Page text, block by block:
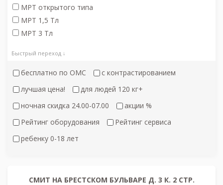
МРТ открытого типа
МРТ 1,5 Тл
МРТ 3 Тл
Быстрый переход ↓
бесплатно по ОМС
с контрастированием
лучшая цена!
для людей 120 кг+
ночная скидка 24.00-07.00
акции %
Рейтинг оборудования
Рейтинг сервиса
ребенку 0-18 лет
СМИТ НА БРЕСТСКОМ БУЛЬВАРЕ Д. 3 К. 2 СТР.